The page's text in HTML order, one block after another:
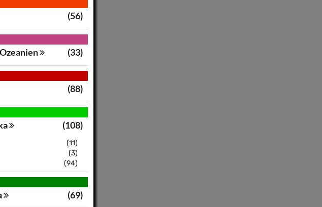
(56)
(33)
(88)
(108)
(11)
(3)
(94)
(69)